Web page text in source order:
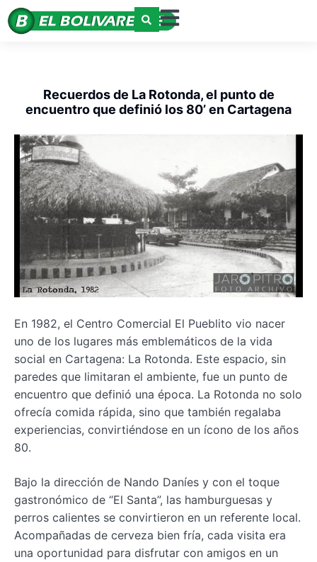
Recuerdos de La Rotonda, el punto de
encuentro que definió los 80’ en Cartagena
En 1982, el Centro Comercial El Pueblito vio nacer
uno de los lugares más emblemáticos de la vida
social en Cartagena: La Rotonda. Este espacio, sin
paredes que limitaran el ambiente, fue un punto de
encuentro que definió una época. La Rotonda no solo
ofrecía comida rápida, sino que también regalaba
experiencias, convirtiéndose en un ícono de los años
80.
Bajo la dirección de Nando Daníes y con el toque
gastronómico de “El Santa”, las hamburguesas y
perros calientes se convirtieron en un referente local.
Acompañadas de cerveza bien fría, cada visita era
una oportunidad para disfrutar con amigos en un